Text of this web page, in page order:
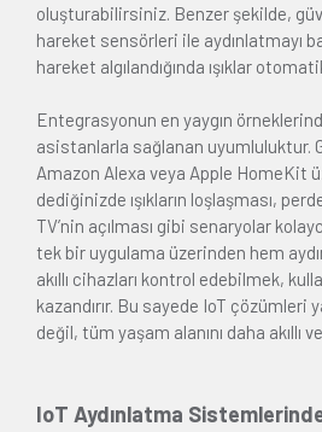
oluşturabilirsiniz. Benzer şekilde,
hareket sensörleri ile aydınlatmayı
hareket algılandığında ışıklar
Entegrasyonun en yaygın
asistanlarla sağlanan uyumluluktur.
Amazon Alexa veya Apple HomeKit
dediğinizde ışıkların loşlaşması,
TV’nin açılması gibi senaryolar
tek bir uygulama üzerinden hem
akıllı cihazları kontrol edebilmek,
kazandırır. Bu sayede IoT çözümleri
değil, tüm yaşam alanını daha akıllı
IoT Aydınlatma